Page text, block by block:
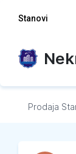
Stanovi
Prodaja